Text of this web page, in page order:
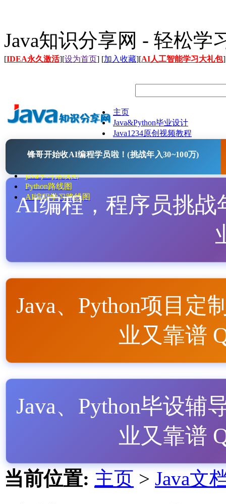
Java知识分享网 - 轻松学
[IDEA永久激活][设为首页] [加入收藏][AI人工智能学习大礼包]
主页
Java&Python毕业设计
Java1234原创视频教程
Java开源项目
java学习路线图
Python路线图
AI编程学习路线图
锋哥开始收AI编程学员啦！(挑战年入30~100万)
AI编程，程序员挑战
Java、Python项目定
业又靠谱
Java、Python毕设辅
业又靠谱
当前位置: 主页 > Java文